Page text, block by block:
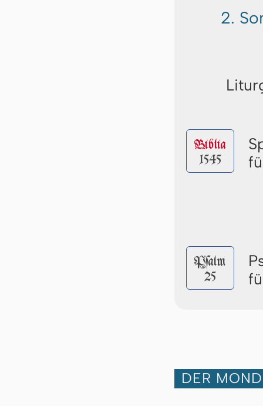
2.
Biblia
1545
Pſalm
25
DER